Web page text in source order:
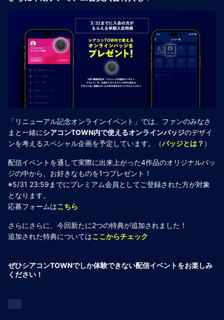
「リニューアル記念オンラインイベント」では、ファンのみなさ
まと一緒にシアコンTOWN内で使えるオンラインバッジのデザイ
ンを考えるスペシャル企画を予定しています。（バッジとは？ ）
配信イベントを通して実際に出来上がった4作品のオリジナルバッ
ジの中から、お好きなものを1つプレゼント！
※5/31 23:59までにプレミアム会員としてご登録された方が対象
となります。
応募フォームはこちら
さらにさらに、今回新たに2つの特典が追加されました！
追加された特典についてはここからチェック
ぜひシアコンTOWNでしか体験できない配信イベントをお楽しみ
ください！